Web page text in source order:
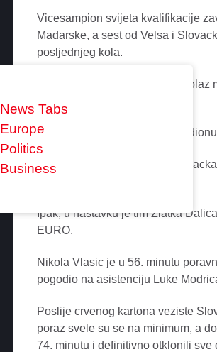
News Tabs
Europe
Politics
Business
Vicesampion svijeta kvalifikacije
Madarske, a sest od Velsa i
posljednjeg kola.
Slovaci, sa druge strane, za
Madarske.
Duel u sjajnoj atmosferi na
Uprkos inicijativi Vatrenih,
Ipak, u nastavku je tim Zlatka
EURO.
Nikola Vlasic je u 56. minutu
pogodio na asistenciju Luke
Poslije crvenog kartona veziste
poraz svele su se na minimum, a
74. minutu i definitivno otklonili sve